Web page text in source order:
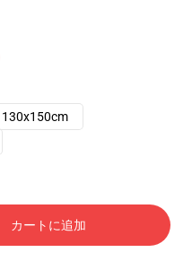
130x150cm
カートに追加